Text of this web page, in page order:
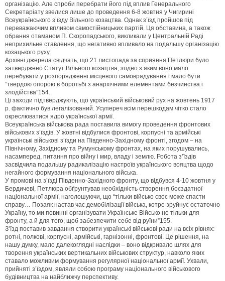
організацію. Але спроби перебрати його під вплив Генерального
Секретаріату звелися лише до проведення 6-8 жовтня у Чигирині
Всеукраїнського з’їзду Вільного козацтва. Однак з’їзд пройшов під
переважаючим впливом самостійницьких партій. Ця обставина, а також
обрання отаманом П. Скоропадського, викликали у Центральній Раді
неприхильне ставлення, що негативно впливало на подальшу організацію
козацького руху.
Архівні джерела свідчать, що 21 листопада за сприяння Петлюри було
затверджено Статут Вільного козацтва, згідно з яким воно мало
перебувати у розпорядженні місцевого самоврядування і мало бути
“твердою опорою в боротьбі з анархічними елементами безчинства і
злодійства”154.
Ці заходи підтверджують, що український військовий рух на жовтень 1917
р. фактично був легалізований. Усупереч всім перешкодам чітко стало
окреслюватися ядро української армії.
Всеукраїнська військова рада поставила вимогу проведення фронтових
військових з’їздів. У жовтні відбулися фронтові, корпусні та армійські
українські військові з’їзди на Південно-Західному фронті, згодом – на
Північному, Західному та Румунському фронтах, на яких порушувались,
насамперед, питання про війну і мир, владу і землю. Робота з’їздів
засвідчила подальшу радикалізацію настроїв українського вояцтва щодо
негайного формування національного війська.
У промові на з’їзді Південно-Західного фронту, що відбувся 4-10 жовтня у
Бердичеві, Петлюра обґрунтував необхідність створення боєздатної
національної армії, наголошуючи, що “тільки військо своє може спасти
справу… Позаяк настав час демобілізації війська, котре зруйнує остаточно
Україну, то ми повинні організувати Українське Військо не тільки для
фронту, а й для того, щоб забезпечити себе від руїни”155.
З’їзд поставив завдання створити українські військові ради на всіх рівнях:
ротні, полкові, корпусні, армійські, гарнізонні, фронтові. Це рішення, на
нашу думку, мало далекоглядні наслідки – воно відкривало шлях для
творення українських вертикальних військових структур, навколо яких
ставало можливим формування регулярної національної армії. Ухвали,
прийняті з’їздом, являли собою програму національного військового
будівництва на найближчу перспективу.